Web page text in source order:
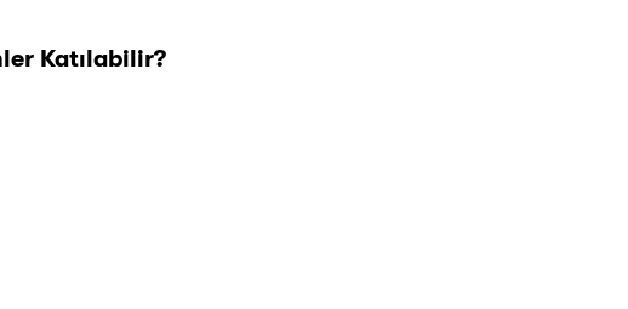
Katılabilir?